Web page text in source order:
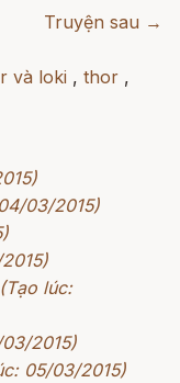
Truyện sau →
và loki , thor ,
03/2015)
(Tạo lúc:
2015)
05/03/2015)